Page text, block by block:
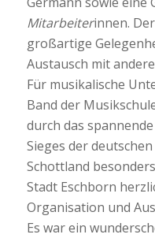
Mitarbeiterinnen.
großartige
Austausch mit
Für musikalische
Band der
durch das
Sieges der
Schottland
Stadt Eschborn
Organisation und
Es war ein